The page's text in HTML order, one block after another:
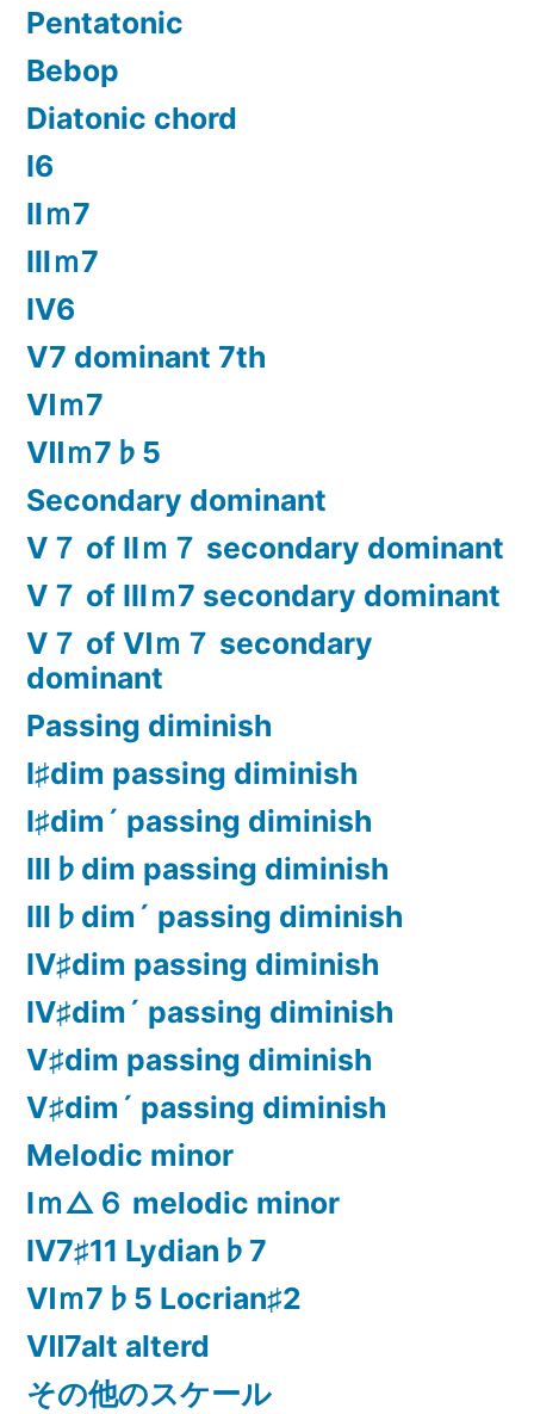
Pentatonic
Bebop
Diatonic chord
Ⅰ6
Ⅱｍ7
Ⅲｍ7
Ⅳ6
Ⅴ7 dominant 7th
Ⅵｍ7
Ⅶｍ7♭5
Secondary dominant
Ⅴ７ of Ⅱｍ７ secondary dominant
Ⅴ７ of Ⅲｍ7 secondary dominant
Ⅴ７ of Ⅵｍ７ secondary
dominant
Passing diminish
Ⅰ♯dim passing diminish
Ⅰ♯dim´ passing diminish
Ⅲ♭dim passing diminish
Ⅲ♭dim´ passing diminish
Ⅳ♯dim passing diminish
Ⅳ♯dim´ passing diminish
Ⅴ♯dim passing diminish
Ⅴ♯dim´ passing diminish
Melodic minor
Ⅰｍ△６ melodic minor
Ⅳ7♯11 Lydian♭7
Ⅵｍ7♭5 Locrian♯2
Ⅶ7alt alterd
その他のスケール